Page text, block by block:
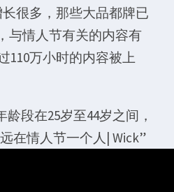
很多，那些大品都牌已
与情人节有关的内容有
110万小时的内容被上
段在25岁至44岁之间，
在情人节一个人| Wick”